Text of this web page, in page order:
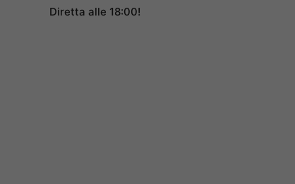
Diretta alle 18:00!